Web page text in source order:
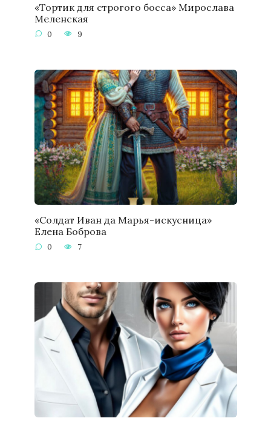
«Тортик для строгого босса» Мирослава
Меленская
0 9
«Солдат Иван да Марья-искусница»
Елена Боброва
0 7